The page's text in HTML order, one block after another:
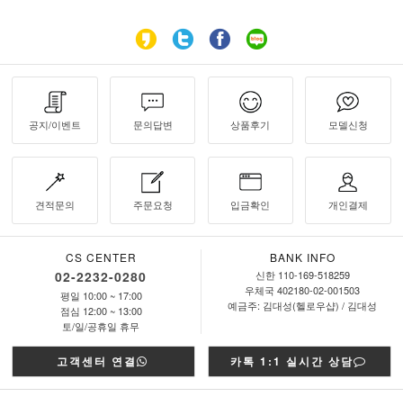
공지/이벤트 문의답변 상품후기 모델신청
견적문의 주문요청 입금확인 개인결제
CS CENTER
02-2232-0280
평일 10:00 ~ 17:00
점심 12:00 ~ 13:00
토/일/공휴일 휴무
BANK INFO
신한 110-169-518259
우체국 402180-02-001503
예금주: 김대성(헬로우샵) / 김대성
고객센터 연결 카톡 1:1 실시간 상담